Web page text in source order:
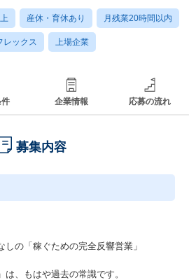
産休・育休あり 月残業20時間以内
レックス 上場企業
企業情報 応募の流れ
募集内容
の「稼ぐための完全反響営業」
は、もはや過去の常識です。